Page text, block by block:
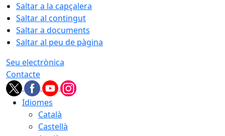
Saltar a la capçalera
Saltar al contingut
Saltar a documents
Saltar al peu de pàgina
Seu electrònica
Contacte
Idiomes
Català
Castellà